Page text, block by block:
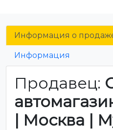
Информация о
Информация
Продавец:
| Москва |